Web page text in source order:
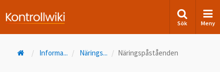
Sök Meny
Informa... Närings... Näringspåståenden